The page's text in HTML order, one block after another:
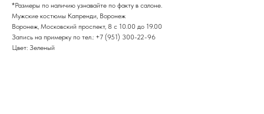
*Размеры по наличию узнавайте по факту в салоне.
Мужские костюмы Капренди, Воронеж
Воронеж, Московский проспект, 8 с 10.00 до 19.00
Запись на примерку по тел.: +7 (951) 300-22-96
Цвет: Зеленый